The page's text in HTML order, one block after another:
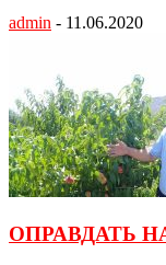
admin - 11.06.2020
ОПРАВДАТЬ